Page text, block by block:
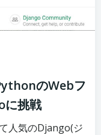
のWebフ
に挑戦
人気のDjango(ジ